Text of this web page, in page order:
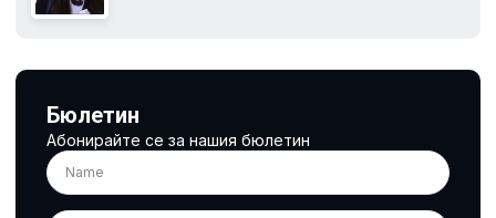
Бюлетин
Абонирайте се за нашия бюлетин